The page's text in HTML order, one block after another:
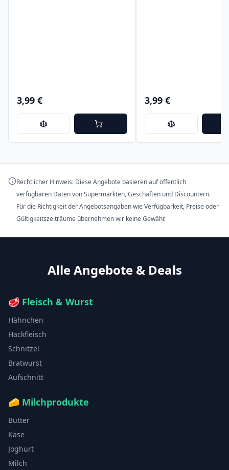
3,99 € 3,99 €
Rechtlicher Hinweis: Diese Angebote basieren auf öffentlich
verfügbaren Daten von Supermärkten, Geschäften und Discountern.
Für die Richtigkeit der Angebotsangaben wie Verfügbarkeit, Preise oder
Gültigkeitszeiträume übernehmen wir keine Gewähr.
Alle Angebote & Deals
🥩 Fleisch & Wurst
Hähnchen
Hackfleisch
Schnitzel
Bratwurst
Aufschnitt
🧀 Milchprodukte
Butter
Käse
Joghurt
Milch